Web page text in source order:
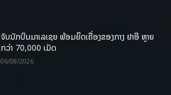
ຈັບນັກບິນມາເລເຊຍ ພ້ອມຍຶດເຄື່ອງຂອງກາງ ຢາອີ ຫຼາຍ
ກວ່າ 70,000 ເມັດ
06/08/2026